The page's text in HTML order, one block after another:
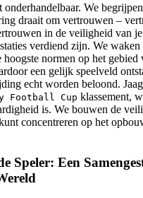
onderhandelbaar. We
draait om vertrouwen –
in de veiligheid van je
verdiend zijn. We
hoogste normen op het gebied
een gelijk speelveld
echt worden beloond.
Football Cup klassement,
is. We bouwen de
concentreren op het
Speler: Een